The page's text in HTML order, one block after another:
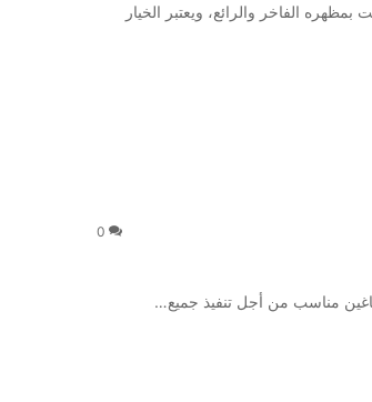
الفاخر والرائع، ويعتبر الخيار
0
مناسب من أجل تنفيذ جميع…